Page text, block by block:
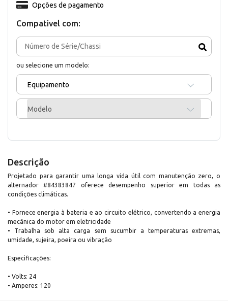
Compativel com:
ou selecione um modelo:
Equipamento
Modelo
Opções de pagamento
Descrição
Projetado para garantir uma longa vida útil com manutenção zero, o
alternador #84383847 oferece desempenho superior em todas as
condições climáticas.
• Fornece energia à bateria e ao circuito elétrico, convertendo a energia
mecânica do motor em eletricidade
• Trabalha sob alta carga sem sucumbir a temperaturas extremas,
umidade, sujeira, poeira ou vibração
Especificações:
• Volts: 24
• Amperes: 120